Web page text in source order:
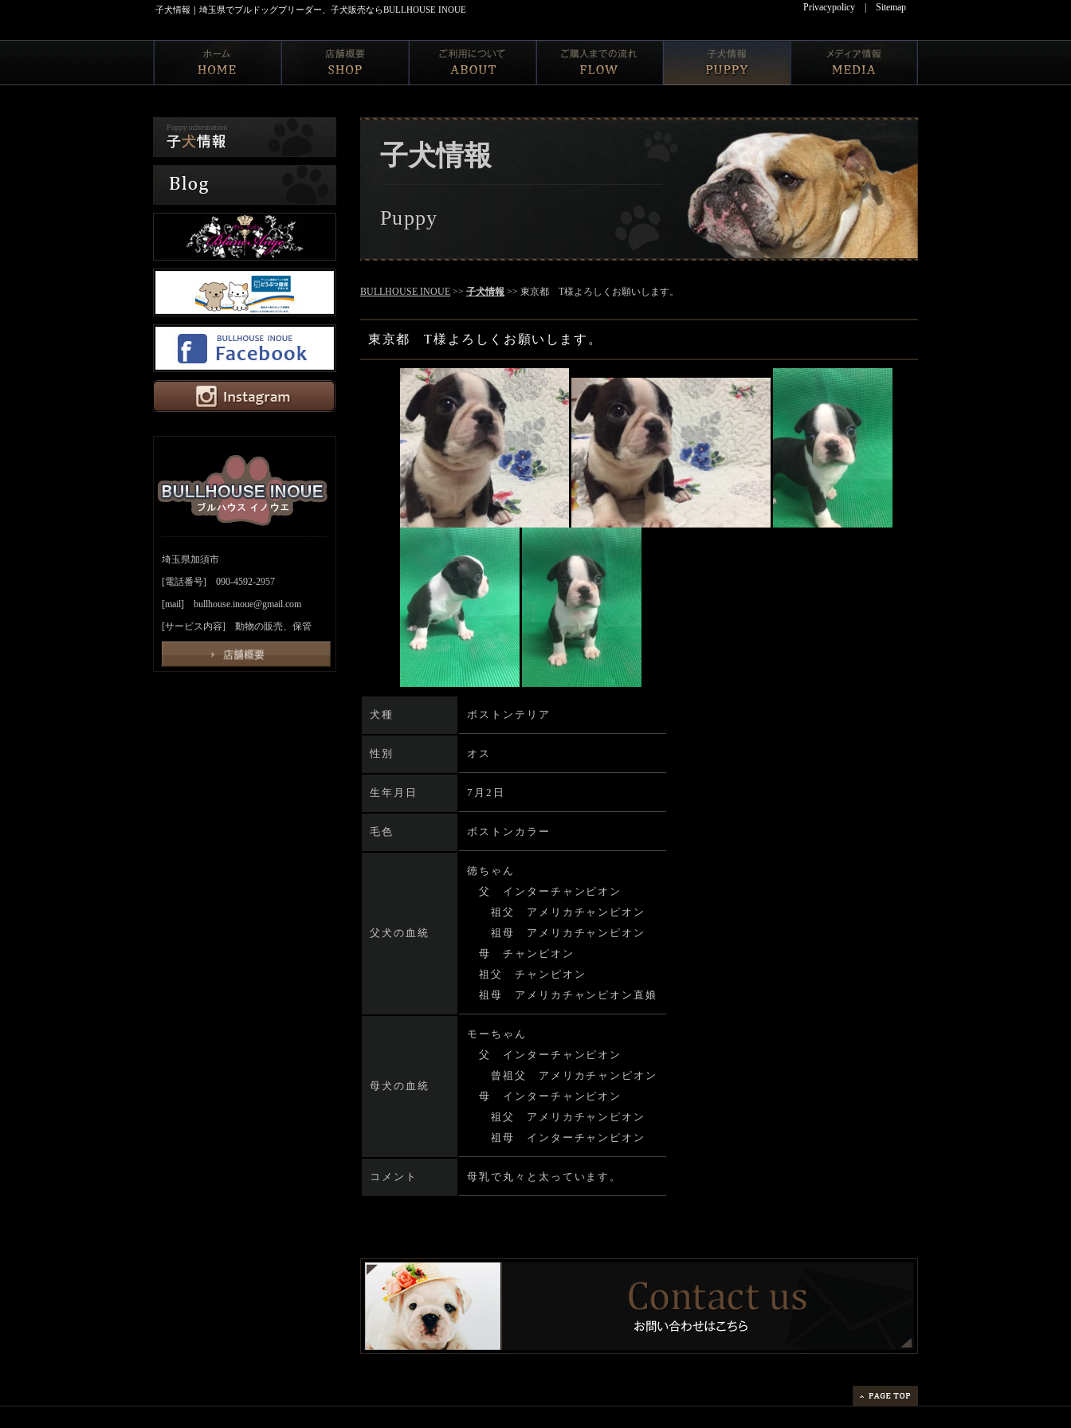
子犬情報｜埼玉県でブルドッグブリーダー、子犬販売ならBULLHOUSE INOUE Privacypolicy| Sitemap
子犬情報
Puppy
BULLHOUSE INOUE >> 子犬情報 >> 東京都 T様よろしくお願いします。
東京都 T様よろしくお願いします。
犬種 ボストンテリア
性別 オス
生年月日 7月2日
毛色 ボストンカラー
父犬の血統
徳ちゃん
父 インターチャンピオン
祖父 アメリカチャンピオン
祖母 アメリカチャンピオン
母 チャンピオン
祖父 チャンピオン
祖母 アメリカチャンピオン直娘
母犬の血統
モーちゃん
父 インターチャンピオン
曾祖父 アメリカチャンピオン
母 インターチャンピオン
祖父 アメリカチャンピオン
祖母 インターチャンピオン
コメント 母乳で丸々と太っています。
埼玉県加須市
[電話番号] 090-4592-2957
[mail] bullhouse.inoue@gmail.com
[サービス内容] 動物の販売、保管